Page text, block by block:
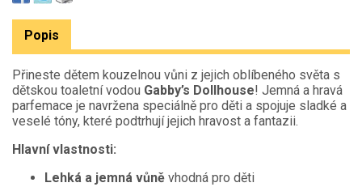
Popis
Přineste dětem kouzelnou vůni z jejich oblíbeného světa s
dětskou toaletní vodou Gabby’s Dollhouse! Jemná a hravá
parfemace je navržena speciálně pro děti a spojuje sladké a
veselé tóny, které podtrhují jejich hravost a fantazii.
Hlavní vlastnosti:
Lehká a jemná vůně vhodná pro děti